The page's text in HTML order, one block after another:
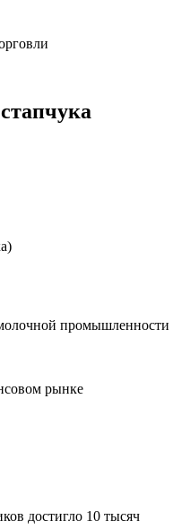
промышленности
рынке
достигло 10 тысяч